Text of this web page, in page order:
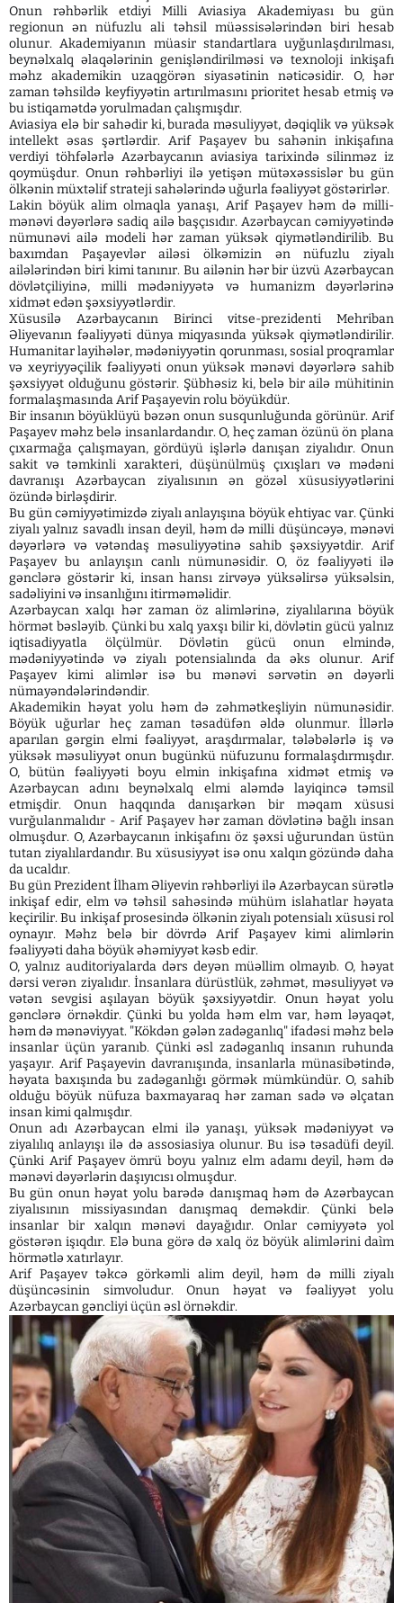
Onun rəhbərlik etdiyi Milli Aviasiya Akademiyası bu gün
regionun ən nüfuzlu ali təhsil müəssisələrindən biri hesab
olunur. Akademiyanın müasir standartlara uyğunlaşdırılması,
beynəlxalq əlaqələrinin genişləndirilməsi və texnoloji inkişafı
məhz akademikin uzaqgörən siyasətinin nəticəsidir. O, hər
zaman təhsildə keyfiyyətin artırılmasını prioritet hesab etmiş və
bu istiqamətdə yorulmadan çalışmışdır.
Aviasiya elə bir sahədir ki, burada məsuliyyət, dəqiqlik və yüksək
intellekt əsas şərtlərdir. Arif Paşayev bu sahənin inkişafına
verdiyi töhfələrlə Azərbaycanın aviasiya tarixində silinməz iz
qoymüşdur. Onun rəhbərliyi ilə yetişən mütəxəssislər bu gün
ölkənin müxtəlif strateji sahələrində uğurla fəaliyyət göstərirlər.
Lakin böyük alim olmaqla yanaşı, Arif Paşayev həm də milli-
mənəvi dəyərlərə sadiq ailə başçısıdır. Azərbaycan cəmiyyətində
nümunəvi ailə modeli hər zaman yüksək qiymətləndirilib. Bu
baxımdan Paşayevlər ailəsi ölkəmizin ən nüfuzlu ziyalı
ailələrindən biri kimi tanınır. Bu ailənin hər bir üzvü Azərbaycan
dövlətçiliyinə, milli mədəniyyətə və humanizm dəyərlərinə
xidmət edən şəxsiyyətlərdir.
Xüsusilə Azərbaycanın Birinci vitse-prezidenti Mehriban
Əliyevanın fəaliyyəti dünya miqyasında yüksək qiymətləndirilir.
Humanitar layihələr, mədəniyyətin qorunması, sosial proqramlar
və xeyriyyəçilik fəaliyyəti onun yüksək mənəvi dəyərlərə sahib
şəxsiyyət olduğunu göstərir. Şübhəsiz ki, belə bir ailə mühitinin
formalaşmasında Arif Paşayevin rolu böyükdür.
Bir insanın böyüklüyü bəzən onun susqunluğunda görünür. Arif
Paşayev məhz belə insanlardandır. O, heç zaman özünü ön plana
çıxarmağa çalışmayan, gördüyü işlərlə danışan ziyalıdır. Onun
sakit və təmkinli xarakteri, düşünülmüş çıxışları və mədəni
davranışı Azərbaycan ziyalısının ən gözəl xüsusiyyətlərini
özündə birləşdirir.
Bu gün cəmiyyətimizdə ziyalı anlayışına böyük ehtiyac var. Çünki
ziyalı yalnız savadlı insan deyil, həm də milli düşüncəyə, mənəvi
dəyərlərə və vətəndaş məsuliyyətinə sahib şəxsiyyətdir. Arif
Paşayev bu anlayışın canlı nümunəsidir. O, öz fəaliyyəti ilə
gənclərə göstərir ki, insan hansı zirvəyə yüksəlirsə yüksəlsin,
sadəliyini və insanlığını itirməməlidir.
Azərbaycan xalqı hər zaman öz alimlərinə, ziyalılarına böyük
hörmət bəsləyib. Çünki bu xalq yaxşı bilir ki, dövlətin gücü yalnız
iqtisadiyyatla ölçülmür. Dövlətin gücü onun elmində,
mədəniyyətində və ziyalı potensialında da əks olunur. Arif
Paşayev kimi alimlər isə bu mənəvi sərvətin ən dəyərli
nümayəndələrindəndir.
Akademikin həyat yolu həm də zəhmətkeşliyin nümunəsidir.
Böyük uğurlar heç zaman təsadüfən əldə olunmur. İllərlə
aparılan gərgin elmi fəaliyyət, araşdırmalar, tələbələrlə iş və
yüksək məsuliyyət onun bugünkü nüfuzunu formalaşdırmışdır.
O, bütün fəaliyyəti boyu elmin inkişafına xidmət etmiş və
Azərbaycan adını beynəlxalq elmi aləmdə layiqincə təmsil
etmişdir. Onun haqqında danışarkən bir məqam xüsusi
vurğulanmalıdır - Arif Paşayev hər zaman dövlətinə bağlı insan
olmuşdur. O, Azərbaycanın inkişafını öz şəxsi uğurundan üstün
tutan ziyalılardandır. Bu xüsusiyyət isə onu xalqın gözündə daha
da ucaldır.
Bu gün Prezident İlham Əliyevin rəhbərliyi ilə Azərbaycan sürətlə
inkişaf edir, elm və təhsil sahəsində mühüm islahatlar həyata
keçirilir. Bu inkişaf prosesində ölkənin ziyalı potensialı xüsusi rol
oynayır. Məhz belə bir dövrdə Arif Paşayev kimi alimlərin
fəaliyyəti daha böyük əhəmiyyət kəsb edir.
O, yalnız auditoriyalarda dərs deyən müəllim olmayıb. O, həyat
dərsi verən ziyalıdır. İnsanlara dürüstlük, zəhmət, məsuliyyət və
vətən sevgisi aşılayan böyük şəxsiyyətdir. Onun həyat yolu
gənclərə örnəkdir. Çünki bu yolda həm elm var, həm ləyaqət,
həm də mənəviyyat. "Kökdən gələn zadəganlıq" ifadəsi məhz belə
insanlar üçün yaranıb. Çünki əsl zadəganlıq insanın ruhunda
yaşayır. Arif Paşayevin davranışında, insanlarla münasibətində,
həyata baxışında bu zadəganlığı görmək mümkündür. O, sahib
olduğu böyük nüfuza baxmayaraq hər zaman sadə və əlçatan
insan kimi qalmışdır.
Onun adı Azərbaycan elmi ilə yanaşı, yüksək mədəniyyət və
ziyalılıq anlayışı ilə də assosiasiya olunur. Bu isə təsadüfi deyil.
Çünki Arif Paşayev ömrü boyu yalnız elm adamı deyil, həm də
mənəvi dəyərlərin daşıyıcısı olmuşdur.
Bu gün onun həyat yolu barədə danışmaq həm də Azərbaycan
ziyalısının missiyasından danışmaq deməkdir. Çünki belə
insanlar bir xalqın mənəvi dayağıdır. Onlar cəmiyyətə yol
göstərən işıqdır. Elə buna görə də xalq öz böyük alimlərini daìm
hörmətlə xatırlayır.
Arif Paşayev təkcə görkəmli alim deyil, həm də milli ziyalı
düşüncəsinin simvoludur. Onun həyat və fəaliyyət yolu
Azərbaycan gəncliyi üçün əsl örnəkdir.